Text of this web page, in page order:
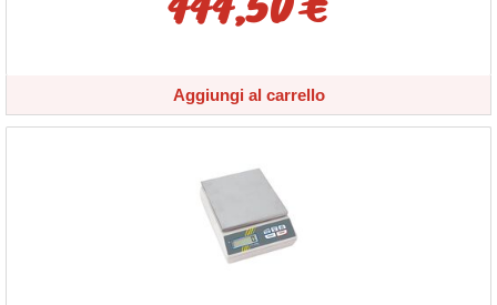
Aggiungi al carrello